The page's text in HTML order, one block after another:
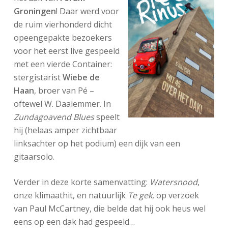
Groningen! Daar werd voor
de ruim vierhonderd dicht
opeengepakte bezoekers
voor het eerst live gespeeld
met een vierde Container:
stergistaristWiebe de
Haan, broer van Pé –
oftewel W. Daalemmer. In
Zundagoavend Bluesspeelt
hij (helaas amper zichtbaar
linksachter op het podium) een dijk van een
gitaarsolo.
Verder in deze korte samenvatting: Watersnood,
onze klimaathit, en natuurlijk Te gek, op verzoek
van Paul McCartney, die belde dat hij ook heus wel
eens op een dak had gespeeld…